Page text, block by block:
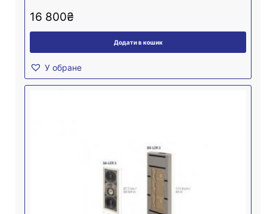
16 800₴
Додати в кошик
У обране